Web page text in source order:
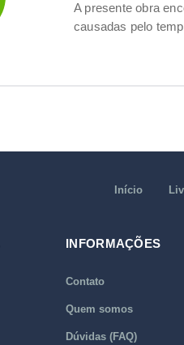
A presente obra
causadas pelo
Início
INFORMAÇÕES
Contato
Quem somos
Dúvidas (FAQ)